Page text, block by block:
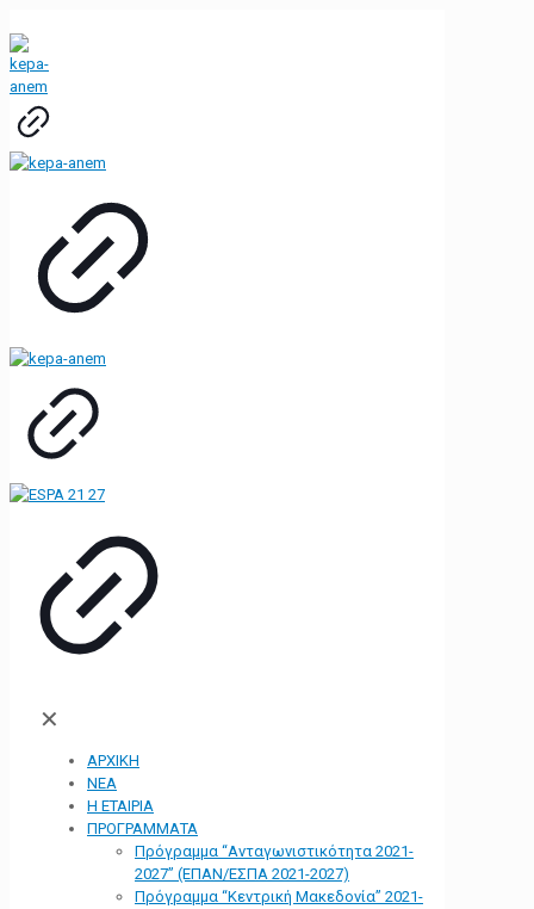
✕
ΑΡΧΙΚΗ
ΝΕΑ
Η ΕΤΑΙΡΙΑ
ΠΡΟΓΡΑΜΜΑΤΑ
Πρόγραμμα “Ανταγωνιστικότητα 2021-
2027” (ΕΠΑΝ/ΕΣΠΑ 2021-2027)
Πρόγραμμα “Κεντρική Μακεδονία” 2021-